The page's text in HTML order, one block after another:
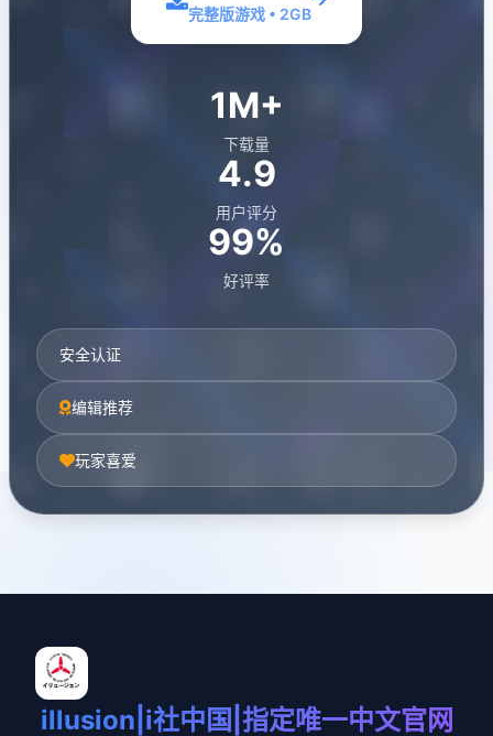
完整版游戏 • 2GB
1M+
下载量
4.9
用户评分
99%
好评率
安全认证
编辑推荐
玩家喜爱
illusion|i社中国|指定唯一中文官网